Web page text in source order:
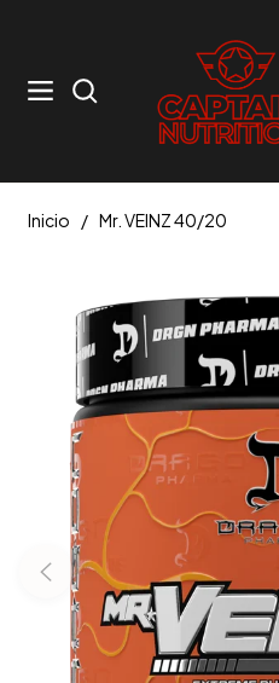
Navigation
Inicio / Mr. VEINZ 40/20